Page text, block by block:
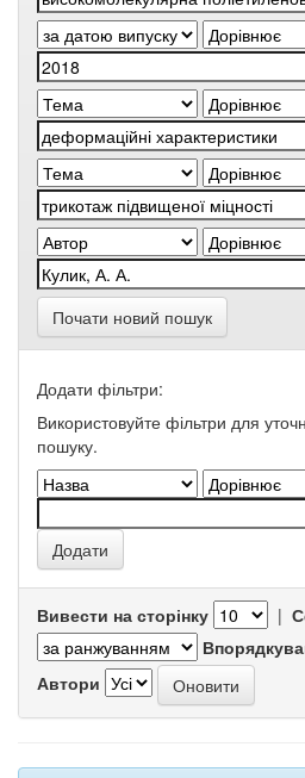
Почати новий пошук
Додати фільтри:
Використовуйте фільтри для
пошуку.
Вивести на сторінку |
Автори